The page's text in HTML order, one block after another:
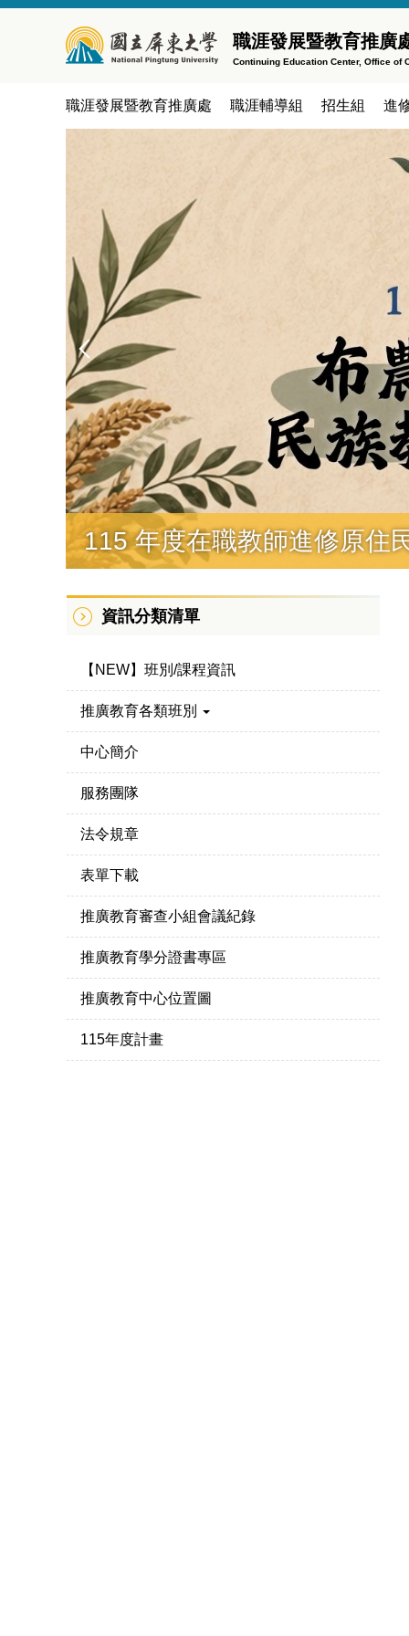
職涯發展暨教育推廣
Continuing Education Center, Office of
職涯發展暨教育推廣處 職涯輔導組 招生組 進
115 年度在職教師進修原住
資訊分類清單
【NEW】班別/課程資訊
推廣教育各類班別
中心簡介
服務團隊
法令規章
表單下載
推廣教育審查小組會議紀錄
推廣教育學分證書專區
推廣教育中心位置圖
115年度計畫